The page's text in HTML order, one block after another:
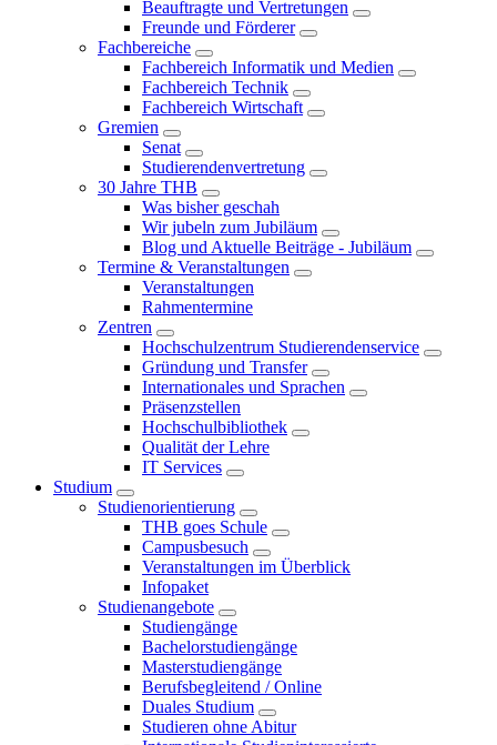
Beauftragte und Vertretungen
Freunde und Förderer
Fachbereiche
Fachbereich Informatik und Medien
Fachbereich Technik
Fachbereich Wirtschaft
Gremien
Senat
Studierendenvertretung
30 Jahre THB
Was bisher geschah
Wir jubeln zum Jubiläum
Blog und Aktuelle Beiträge - Jubiläum
Termine & Veranstaltungen
Veranstaltungen
Rahmentermine
Zentren
Hochschulzentrum Studierendenservice
Gründung und Transfer
Internationales und Sprachen
Präsenzstellen
Hochschulbibliothek
Qualität der Lehre
IT Services
Studium
Studienorientierung
THB goes Schule
Campusbesuch
Veranstaltungen im Überblick
Infopaket
Studienangebote
Studiengänge
Bachelorstudiengänge
Masterstudiengänge
Berufsbegleitend / Online
Duales Studium
Studieren ohne Abitur